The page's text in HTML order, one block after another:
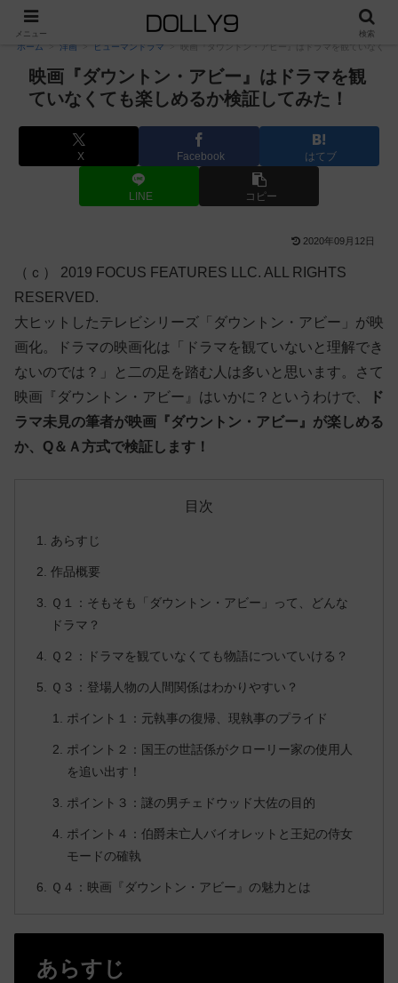
PR
ホーム 洋画 ヒューマンドラマ 映画『ダウントン・アビー』はドラマを観ていなく
映画『ダウントン・アビー』はドラマを観
ていなくても楽しめるか検証してみた！
X Facebook はてブ
LINE コピー
2020年09月12日
（ｃ） 2019 FOCUS FEATURES LLC. ALL RIGHTS
RESERVED.
大ヒットしたテレビシリーズ「ダウントン・アビー」が映
画化。ドラマの映画化は「ドラマを観ていないと理解でき
ないのでは？」と二の足を踏む人は多いと思います。さて
映画『ダウントン・アビー』はいかに？というわけで、
ド
ラマ未見の筆者が映画『ダウントン・アビー』が楽しめる
か、 Q＆Ａ方式で検証します！
目次
あらすじ
作品概要
Ｑ１：そもそも「ダウントン・アビー」って、どんな
ドラマ？
Ｑ２：ドラマを観ていなくても物語についていける？
Ｑ３：登場人物の人間関係はわかりやすい？
ポイント１：元執事の復帰、現執事のプライド
ポイント２：国王の世話係がクローリー家の使用人
を追い出す！
ポイント３：謎の男チェドウッド大佐の目的
ポイント４：伯爵未亡人バイオレットと王妃の侍女
モードの確執
Ｑ４：映画『ダウントン・アビー』の魅力とは
あらすじ
メニュー 検索